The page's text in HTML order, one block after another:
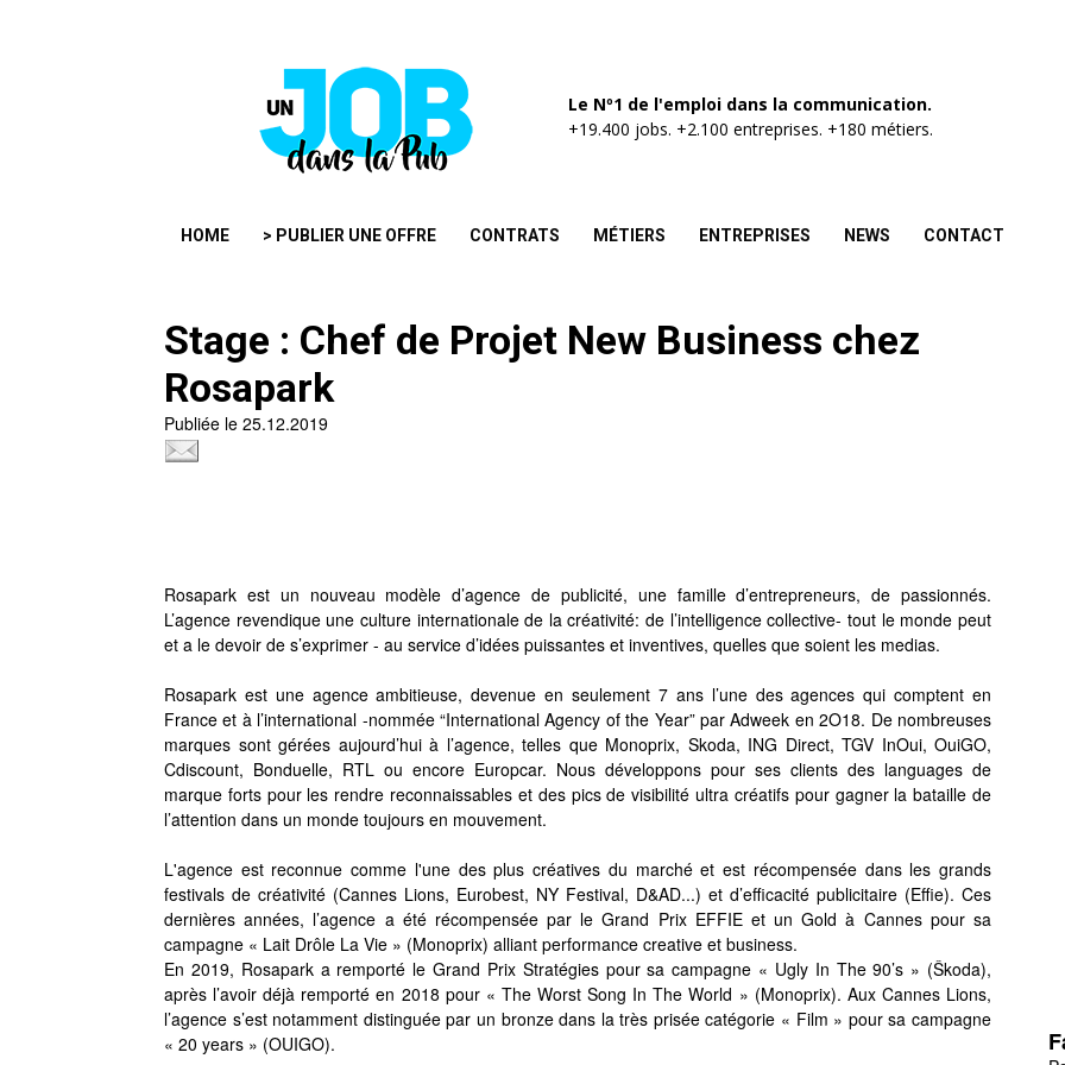
Le Nº1 de l'emploi dans la communication.
+19.400 jobs. +2.100 entreprises. +180 métiers.
HOME > PUBLIER UNE OFFRE CONTRATS MÉTIERS ENTREPRISES NEWS CONTACT
Stage : Chef de Projet New Business chez
Rosapark
Publiée le 25.12.2019
Rosapark est un nouveau modèle d’agence de publicité, une famille d’entrepreneurs, de passionnés.
L’agence revendique une culture internationale de la créativité: de l’intelligence collective- tout le monde peut
et a le devoir de s’exprimer - au service d’idées puissantes et inventives, quelles que soient les medias.
Rosapark est une agence ambitieuse, devenue en seulement 7 ans l’une des agences qui comptent en
France et à l’international -nommée “International Agency of the Year” par Adweek en 2O18. De nombreuses
marques sont gérées aujourd’hui à l’agence, telles que Monoprix, Skoda, ING Direct, TGV InOui, OuiGO,
Cdiscount, Bonduelle, RTL ou encore Europcar. Nous développons pour ses clients des languages de
marque forts pour les rendre reconnaissables et des pics de visibilité ultra créatifs pour gagner la bataille de
l’attention dans un monde toujours en mouvement.
L'agence est reconnue comme l'une des plus créatives du marché et est récompensée dans les grands
festivals de créativité (Cannes Lions, Eurobest, NY Festival, D&AD...) et d’efficacité publicitaire (Effie). Ces
dernières années, l’agence a été récompensée par le Grand Prix EFFIE et un Gold à Cannes pour sa
campagne « Lait Drôle La Vie » (Monoprix) alliant performance creative et business.
En 2019, Rosapark a remporté le Grand Prix Stratégies pour sa campagne « Ugly In The 90’s » (Škoda),
après l’avoir déjà remporté en 2018 pour « The Worst Song In The World » (Monoprix). Aux Cannes Lions,
l’agence s’est notamment distinguée par un bronze dans la très prisée catégorie « Film » pour sa campagne
« 20 years » (OUIGO).